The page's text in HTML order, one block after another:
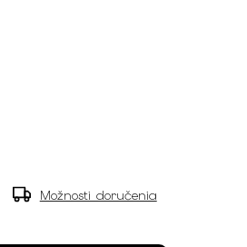
Možnosti doručenia